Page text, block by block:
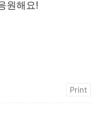
원해요!
Print